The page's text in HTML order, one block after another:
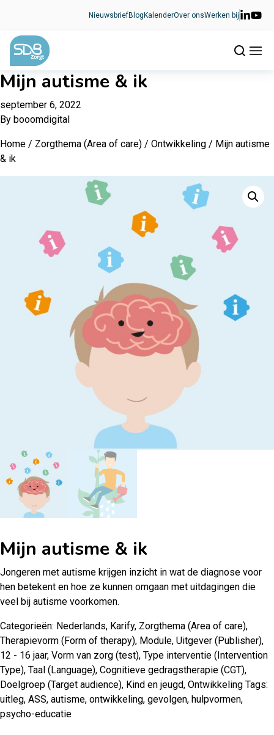
NieuwsbriefBlog KalenderOver onsWerken bij
Mijn autisme & ik
september 6, 2022
By booomdigital
Home / Zorgthema (Area of care) / Ontwikkeling / Mijn autisme
& ik
Mijn autisme & ik
Jongeren met autisme krijgen inzicht in wat de diagnose voor
hen betekent en hoe ze kunnen omgaan met uitdagingen die
veel bij autisme voorkomen.
Categorieën: Nederlands, Karify, Zorgthema (Area of care),
Therapievorm (Form of therapy), Module, Uitgever (Publisher),
12 - 16 jaar, Vorm van zorg (test), Type interventie (Intervention
Type), Taal (Language), Cognitieve gedragstherapie (CGT),
Doelgroep (Target audience), Kind en jeugd, Ontwikkeling Tags:
uitleg, ASS, autisme, ontwikkeling, gevolgen, hulpvormen,
psycho-educatie